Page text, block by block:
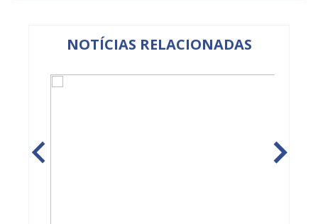
NOTÍCIAS RELACIONADAS